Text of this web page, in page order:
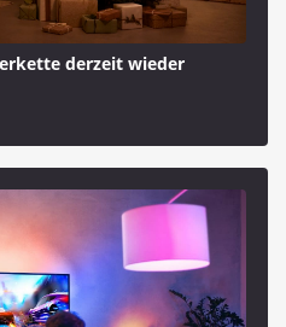
derzeit wieder